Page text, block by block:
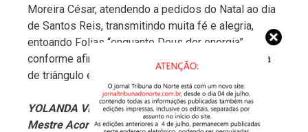
Moreira César, atendendo a pedidos do Natal ao dia
de Santos Reis, transmitindo muita fé e alegria,
entoando Folias “enquanto Deus der energia”,
conforme afirma Dona Benedicta, cantora, tocadora
de triângulo e bandeireira no grupo.
YOLANDA VINAGRE
Mestre Acordeonista